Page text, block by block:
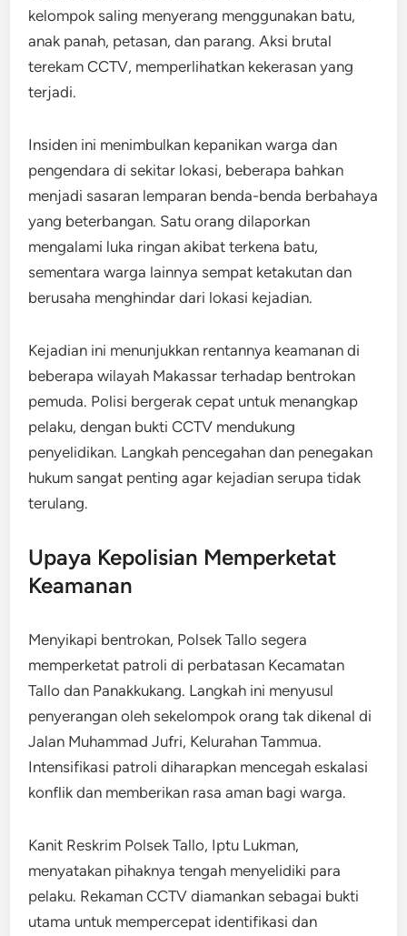
kelompok saling menyerang menggunakan batu,
anak panah, petasan, dan parang. Aksi brutal
terekam CCTV, memperlihatkan kekerasan yang
terjadi.
Insiden ini menimbulkan kepanikan warga dan
pengendara di sekitar lokasi, beberapa bahkan
menjadi sasaran lemparan benda-benda berbahaya
yang beterbangan. Satu orang dilaporkan
mengalami luka ringan akibat terkena batu,
sementara warga lainnya sempat ketakutan dan
berusaha menghindar dari lokasi kejadian.
Kejadian ini menunjukkan rentannya keamanan di
beberapa wilayah Makassar terhadap bentrokan
pemuda. Polisi bergerak cepat untuk menangkap
pelaku, dengan bukti CCTV mendukung
penyelidikan. Langkah pencegahan dan penegakan
hukum sangat penting agar kejadian serupa tidak
terulang.
Upaya Kepolisian Memperketat
Keamanan
Menyikapi bentrokan, Polsek Tallo segera
memperketat patroli di perbatasan Kecamatan
Tallo dan Panakkukang. Langkah ini menyusul
penyerangan oleh sekelompok orang tak dikenal di
Jalan Muhammad Jufri, Kelurahan Tammua.
Intensifikasi patroli diharapkan mencegah eskalasi
konflik dan memberikan rasa aman bagi warga.
Kanit Reskrim Polsek Tallo, Iptu Lukman,
menyatakan pihaknya tengah menyelidiki para
pelaku. Rekaman CCTV diamankan sebagai bukti
utama untuk mempercepat identifikasi dan